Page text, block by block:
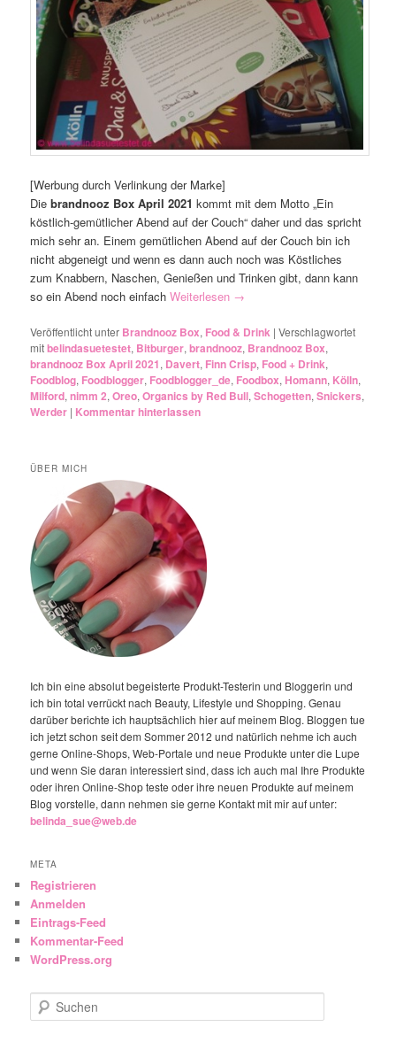
[Werbung durch Verlinkung der Marke]
Diebrandnooz Box April 2021 kommt mit dem Motto „Ein
köstlich-gemütlicher Abend auf der Couch“ daher und das spricht
mich sehr an. Einem gemütlichen Abend auf der Couch bin ich
nicht abgeneigt und wenn es dann auch noch was Köstliches
zum Knabbern, Naschen, Genießen und Trinken gibt, dann kann
so ein Abend noch einfachWeiterlesen →
Veröffentlicht unter Brandnooz Box, Food & Drink |Verschlagwortet
mitbelindasuetestet, Bitburger,brandnooz, Brandnooz Box,
brandnooz Box April 2021, Davert, Finn Crisp, Food + Drink,
Foodblog, Foodblogger, Foodblogger_de, Foodbox,Homann, Kölln,
Milford,nimm 2,Oreo,Organics by Red Bull,Schogetten,Snickers,
Werder | Kommentar hinterlassen
ÜBER MICH
Ich bin eine absolut begeisterte Produkt-Testerin und Bloggerin und
ich bin total verrückt nach Beauty, Lifestyle und Shopping. Genau
darüber berichte ich hauptsächlich hier auf meinem Blog. Bloggen tue
ich jetzt schon seit dem Sommer 2012 und natürlich nehme ich auch
gerne Online-Shops, Web-Portale und neue Produkte unter die Lupe
und wenn Sie daran interessiert sind, dass ich auch mal Ihre Produkte
oder ihren Online-Shop teste oder ihre neuen Produkte auf meinem
Blog vorstelle, dann nehmen sie gerne Kontakt mit mir auf unter:
belinda_sue@web.de
META
Registrieren
Anmelden
Eintrags-Feed
Kommentar-Feed
WordPress.org
Suchen